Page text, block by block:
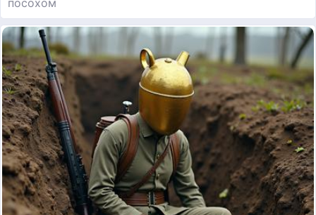
посохом